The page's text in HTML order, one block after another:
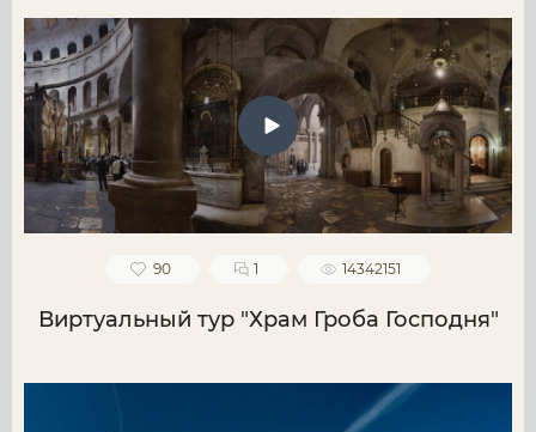
90 1 14342151
Виртуальный тур "Храм Гроба Господня"